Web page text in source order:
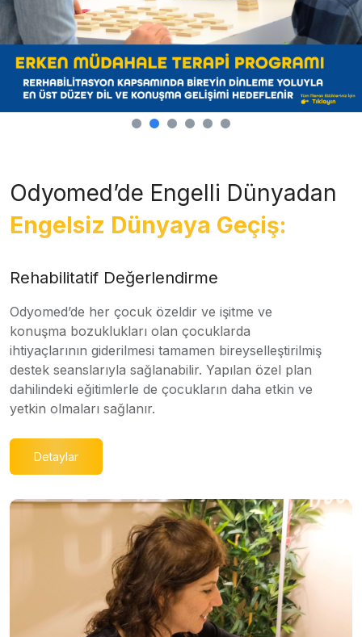
Odyomed’de Engelli Dünyadan
Engelsiz Dünyaya Geçiş:
Rehabilitatif Değerlendirme
Odyomed’de her çocuk özeldir ve işitme ve
konuşma bozuklukları olan çocuklarda
ihtiyaçlarının giderilmesi tamamen bireyselleştirilmiş
destek seanslarıyla sağlanabilir. Yapılan özel plan
dahilindeki eğitimlerle de çocukların daha etkin ve
yetkin olmaları sağlanır.
Detaylar